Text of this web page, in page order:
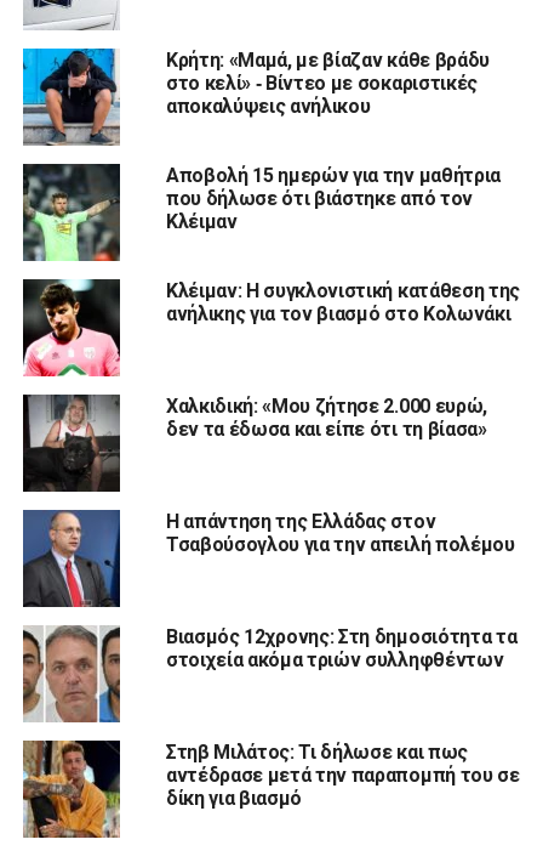
Κρήτη: «Μαμά, με βίαζαν κάθε βράδυ
στο κελί» ‑ Βίντεο με σοκαριστικές
αποκαλύψεις ανήλικου
Αποβολή 15 ημερών για την μαθήτρια
που δήλωσε ότι βιάστηκε από τον
Κλέιμαν
Κλέιμαν: Η συγκλονιστική κατάθεση της
ανήλικης για τον βιασμό στο Κολωνάκι
Χαλκιδική: «Μου ζήτησε 2.000 ευρώ,
δεν τα έδωσα και είπε ότι τη βίασα»
Η απάντηση της Ελλάδας στον
Τσαβούσογλου για την απειλή πολέμου
Βιασμός 12χρονης: Στη δημοσιότητα τα
στοιχεία ακόμα τριών συλληφθέντων
Στηβ Μιλάτος: Τι δήλωσε και πως
αντέδρασε μετά την παραπομπή του σε
δίκη για βιασμό